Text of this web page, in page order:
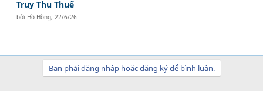
Truy Thu Thuế
bởi Hồ Hồng,22/6/26
Bạn phải đăng nhập hoặc đăng ký để bình luận.